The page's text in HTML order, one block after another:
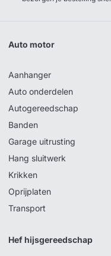
Auto motor
Aanhanger
Auto onderdelen
Autogereedschap
Banden
Garage uitrusting
Hang sluitwerk
Krikken
Oprijplaten
Transport
Hef hijsgereedschap